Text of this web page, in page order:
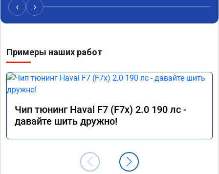
‹ ›
Примеры наших работ
Чип тюнинг Haval F7 (F7x) 2.0 190 лс -
давайте шить дружно!